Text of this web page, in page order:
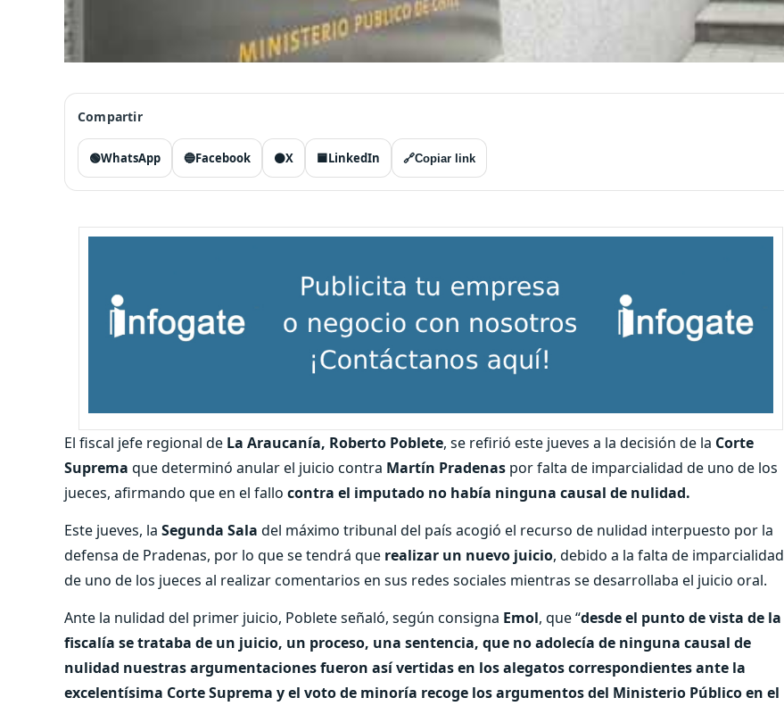
Compartir
🟢WhatsApp 🔵Facebook ⚫X 🟦LinkedIn 🔗Copiar link
El fiscal jefe regional de La Araucanía, Roberto Poblete, se refirió este jueves a la decisión de la Corte
Suprema que determinó anular el juicio contra Martín Pradenas por falta de imparcialidad de uno de los
jueces, afirmando que en el fallo contra el imputado no había ninguna causal de nulidad.
Este jueves, la Segunda Sala del máximo tribunal del país acogió el recurso de nulidad interpuesto por la
defensa de Pradenas, por lo que se tendrá que realizar un nuevo juicio, debido a la falta de imparcialidad
de uno de los jueces al realizar comentarios en sus redes sociales mientras se desarrollaba el juicio oral.
Ante la nulidad del primer juicio, Poblete señaló, según consigna Emol, que “desde el punto de vista de la
fiscalía se trataba de un juicio, un proceso, una sentencia, que no adolecía de ninguna causal de
nulidad nuestras argumentaciones fueron así vertidas en los alegatos correspondientes ante la
excelentísima Corte Suprema y el voto de minoría recoge los argumentos del Ministerio Público en el